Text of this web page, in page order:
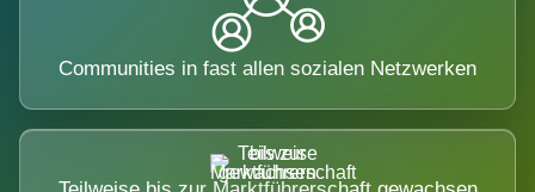
Communities in fast allen sozialen Netzwerken